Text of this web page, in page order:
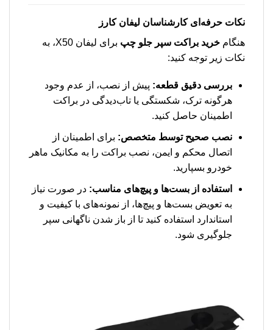
نکات حرفه‌ای کارشناسان لیفان کارز
هنگام خرید براکت سپر جلو چپ
برای لیفان X50، به
نکات زیر توجه کنید:
بررسی دقیق قطعه: پیش از نصب، از عدم وجود
هرگونه ترک، شکستگی یا تاب‌دیدگی در براکت
اطمینان حاصل کنید.
نصب صحیح توسط متخصص: برای اطمینان از
اتصال محکم و ایمن، نصب براکت را به مکانیک ماهر
خودرو بسپارید.
استفاده از بست‌ها و پیچ‌های مناسب: در صورت نیاز
به تعویض بست‌ها و پیچ‌ها، از نمونه‌های با کیفیت و
استاندارد استفاده کنید تا از باز شدن ناگهانی سپر
جلوگیری شود.